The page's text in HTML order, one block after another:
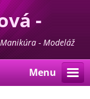
-
-
- Modeláž
For Life & Madaga
Menu